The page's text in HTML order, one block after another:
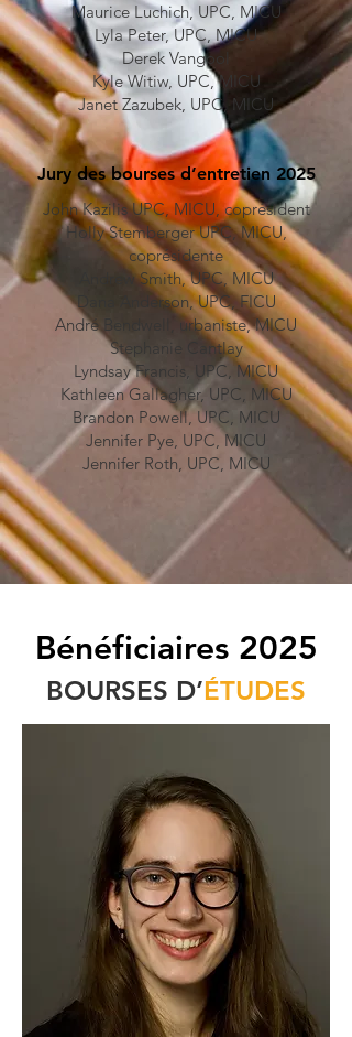
Maurice Luchich, UPC, MICU
Lyla Peter, UPC, MICU
Derek Vangool
Kyle Witiw, UPC, MICU
Janet Zazubek, UPC, MICU
Jury des bourses d’entretien 2025
John Kazilis UPC, MICU, coprésident
Holly Stemberger UPC, MICU,
coprésidente
Andrew Smith, UPC, MICU
Dana Anderson, UPC, FICU
André Bendwell, urbaniste, MICU
Stephanie Cantlay
Lyndsay Francis, UPC, MICU
Kathleen Gallagher, UPC, MICU
Brandon Powell, UPC, MICU
Jennifer Pye, UPC, MICU
Jennifer Roth, UPC, MICU
Bénéficiaires 2025
BOURSES D’ÉTUDES